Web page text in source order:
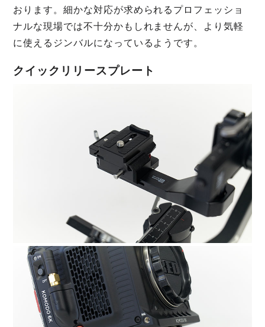
おります。細かな対応が求められるプロフェッショ
ナルな現場では不十分かもしれませんが、より気軽
に使えるジンバルになっているようです。
クイックリリースプレート